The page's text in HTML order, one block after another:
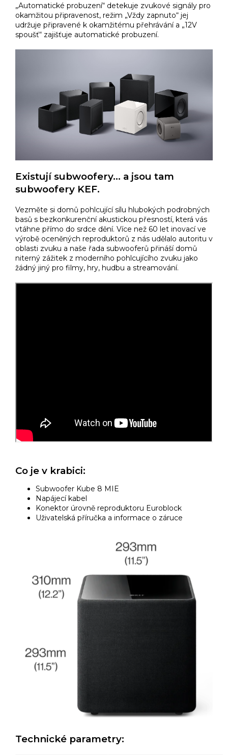
„Automatické probuzení“ detekuje zvukové signály pro
okamžitou připravenost, režim „Vždy zapnuto“ jej
udržuje připravené k okamžitému přehrávání a „12V
spoušť“ zajišťuje automatické probuzení.
Existují subwoofery… a jsou tam
subwoofery KEF.
Vezměte si domů pohlcující sílu hlubokých podrobných
basů s bezkonkurenční akustickou přesností, která vás
vtáhne přímo do srdce dění. Více než 60 let inovací ve
výrobě oceněných reproduktorů z nás udělalo autoritu v
oblasti zvuku a naše řada subwooferů přináší domů
niterný zážitek z moderního pohlcujícího zvuku jako
žádný jiný pro filmy, hry, hudbu a streamování.
Co je v krabici:
Subwoofer Kube 8 MIE
Napájecí kabel
Konektor úrovně reproduktoru Euroblock
Uživatelská příručka a informace o záruce
Technické parametry: